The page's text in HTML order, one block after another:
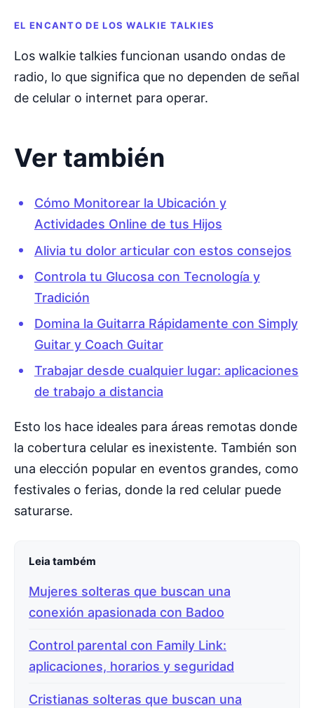
EL ENCANTO DE LOS WALKIE TALKIES
Los walkie talkies funcionan usando ondas de
radio, lo que significa que no dependen de señal
de celular o internet para operar.
Ver también
Cómo Monitorear la Ubicación y
Actividades Online de tus Hijos
Alivia tu dolor articular con estos consejos
Controla tu Glucosa con Tecnología y
Tradición
Domina la Guitarra Rápidamente con Simply
Guitar y Coach Guitar
Trabajar desde cualquier lugar: aplicaciones
de trabajo a distancia
Esto los hace ideales para áreas remotas donde
la cobertura celular es inexistente. También son
una elección popular en eventos grandes, como
festivales o ferias, donde la red celular puede
saturarse.
Leia também
Mujeres solteras que buscan una
conexión apasionada con Badoo
Control parental con Family Link:
aplicaciones, horarios y seguridad
Cristianas solteras que buscan una